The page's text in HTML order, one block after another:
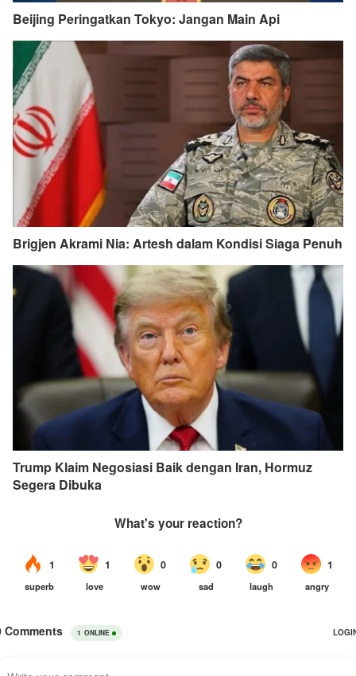
Beijing Peringatkan Tokyo: Jangan Main Api
Brigjen Akrami Nia: Artesh dalam Kondisi Siaga Penuh
Trump Klaim Negosiasi Baik dengan Iran, Hormuz
Segera Dibuka